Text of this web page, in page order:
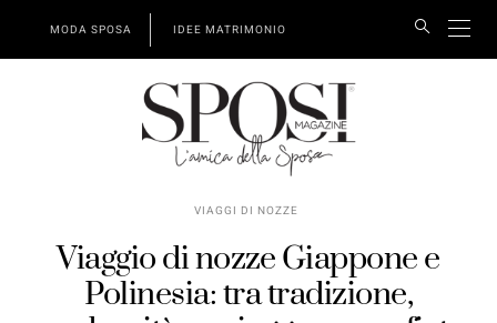
MODA SPOSA IDEE MATRIMONIO
VIAGGI DI NOZZE
Viaggio di nozze Giappone e
Polinesia: tra tradizione,